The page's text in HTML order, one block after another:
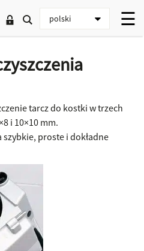
tarcz do kostki w trzech
i 10×10 mm.
proste i dokładne